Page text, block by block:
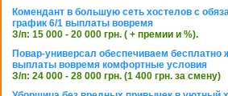
Комендант в большую сеть хостелов с
график 6/1 выплаты вовремя
З/п: 15 000 - 20 000 грн. ( + премии и %).
Повар-универсал обеспечиваем
выплаты вовремя комфортные условия
З/п: 24 000 - 28 000 грн. (1 400 грн. за смену)